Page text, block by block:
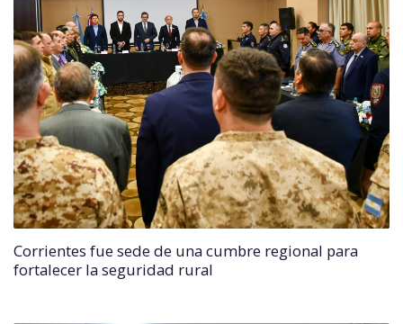
Corrientes fue sede de una cumbre regional para
fortalecer la seguridad rural